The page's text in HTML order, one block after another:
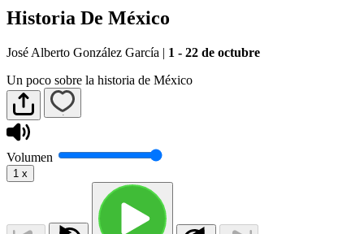
Historia De México
José Alberto González García | 1 - 22 de octubre
Un poco sobre la historia de México
Volumen
1 x